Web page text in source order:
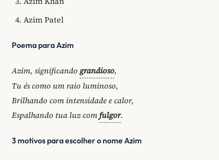
Azim Patel
Poema para Azim
Azim, significando grandioso,
Tu és como um raio luminoso,
Brilhando com intensidade e calor,
Espalhando tua luz comfulgor.
3 motivos para escolher o nome Azim